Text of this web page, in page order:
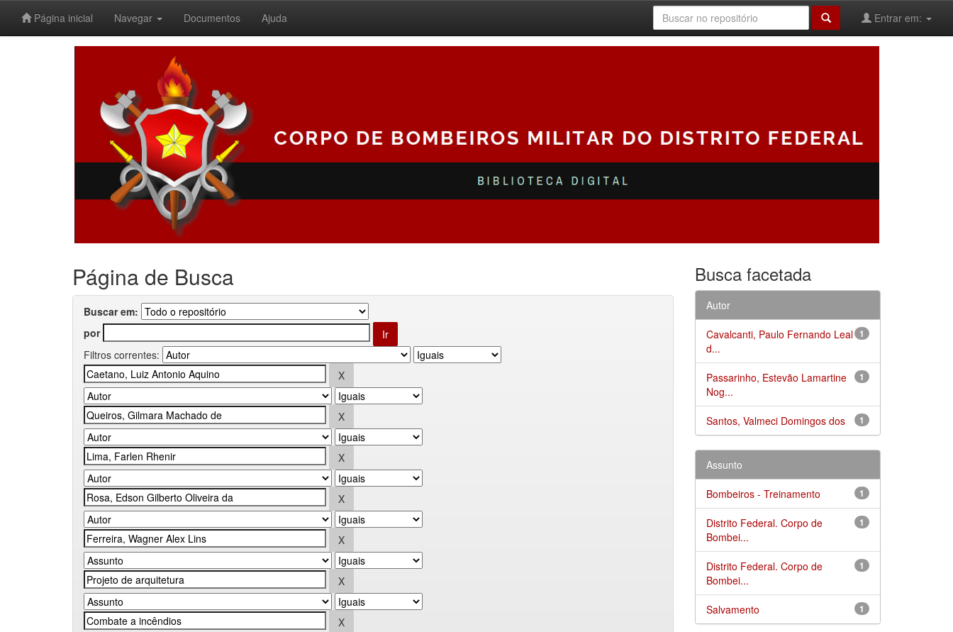
Página inicial Navegar Documentos Ajuda Entrar em:
Página de Busca
Buscar em:
por
Filtros correntes:
Busca facetada
Autor
1
Cavalcanti, Paulo Fernando Leal
d...
1
Passarinho, Estevão Lamartine
Nog...
1
Santos, Valmeci Domingos dos
Assunto
1
Bombeiros - Treinamento
1
Distrito Federal. Corpo de
Bombei...
1
Distrito Federal. Corpo de
Bombei...
1
Salvamento